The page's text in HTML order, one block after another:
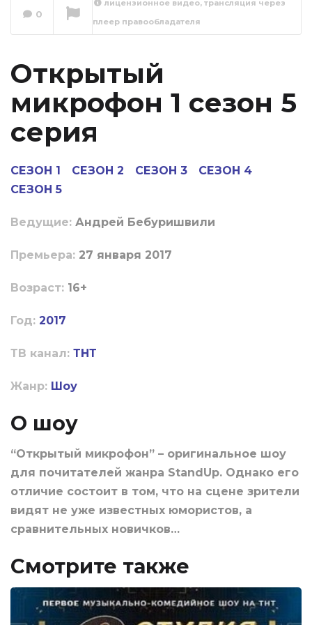
микрофон 1 сезон
0
лицензионное видео, трансляция через
плеер правообладателя
Открытый
микрофон 1 сезон 5
серия
СЕЗОН 1 СЕЗОН 2 СЕЗОН 3
СЕЗОН 4
СЕЗОН 5
Ведущие: Андрей Бебуришвили
Пpeмьepa: 27 января 2017
Boзpacт: 16+
Год: 2017
ТВ канал: ТНТ
Жанр: Шоу
О шоу
“Открытый микрофон” – оригинальное шоу
для почитателей жанра StandUp. Однако его
отличие состоит в том, что на сцене зрители
видят не уже известных юмористов, а
сравнительных новичков…
Смотрите также